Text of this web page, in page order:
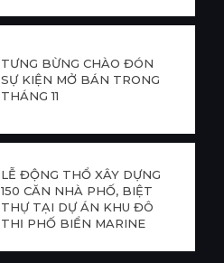
TƯNG BỪNG CHÀO ĐÓN
SỰ KIỆN MỞ BÁN TRONG
THÁNG 11
LỄ ĐỘNG THỔ XÂY DỰNG
150 CĂN NHÀ PHỐ, BIỆT
THỰ TẠI DỰ ÁN KHU ĐÔ
THỊ PHỐ BIỂN MARINE